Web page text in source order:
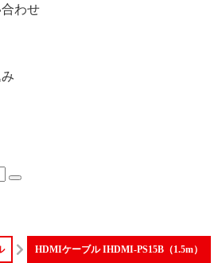
わせ
HDMIケーブル IHDMI-PS15B（1.5m）